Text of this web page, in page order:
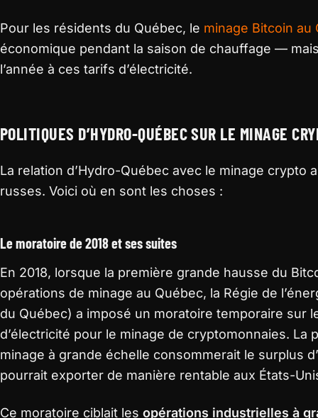
Pour les résidents du Québec, le minage Bitcoin au
économique pendant la saison de chauffage —
l’année à ces tarifs d’électricité.
POLITIQUES D’HYDRO-QUÉBEC SUR LE MINAGE
La relation d’Hydro-Québec avec le minage crypto
russes. Voici où en sont les choses :
Le moratoire de 2018 et ses suites
En 2018, lorsque la première grande hausse du
opérations de minage au Québec, la Régie de
du Québec) a imposé un moratoire temporaire sur
d’électricité pour le minage de cryptomonnaies. La
minage à grande échelle consommerait le surplus
pourrait exporter de manière rentable aux États-
Ce moratoire ciblait les opérations industrielles à